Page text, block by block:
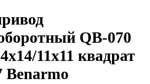
QB-070
11х11 квадрат
Benarmo